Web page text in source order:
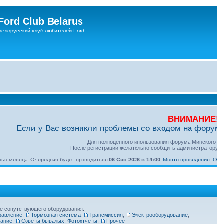
Club Belarus
клуб любителей Ford
Если у Вас возникли проблемы со входом на
Для полноценного ипользования форума Минского
После регистрации желательно сообщить
месяца. Очередная будет проводиться 06 Сен 2026 в 14:00 Место проведения.
сопутствующего оборудования.
Тормозная система Трансмиссия Электрооборудование
Советы бывалых. Фотоотчеты Прочее